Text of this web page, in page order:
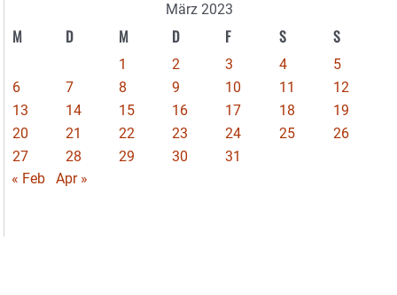
März 2023
M D M D F S S
1 2 3 4
5
6
7 8 9 10 11
12
13
14 15 16 17 18
19
20
21 22 23 24 25
26
27
28 29 30
31
« Feb
Apr »